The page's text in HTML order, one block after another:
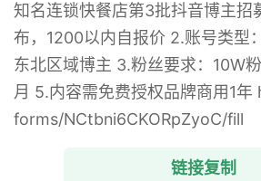
知名连锁快餐店第3批抖音博主招
布，1200以内自报价 2.账号类型
东北区域博主 3.粉丝要求：10W
月 5.内容需免费授权品牌商用1
forms/NCtbni6CKORpZyoC/fill
链接复制